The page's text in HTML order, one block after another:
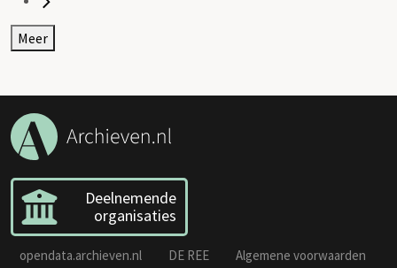
Meer
Deelnemende
organisaties
opendata.archieven.nl DE REE
Algemene voorwaarden